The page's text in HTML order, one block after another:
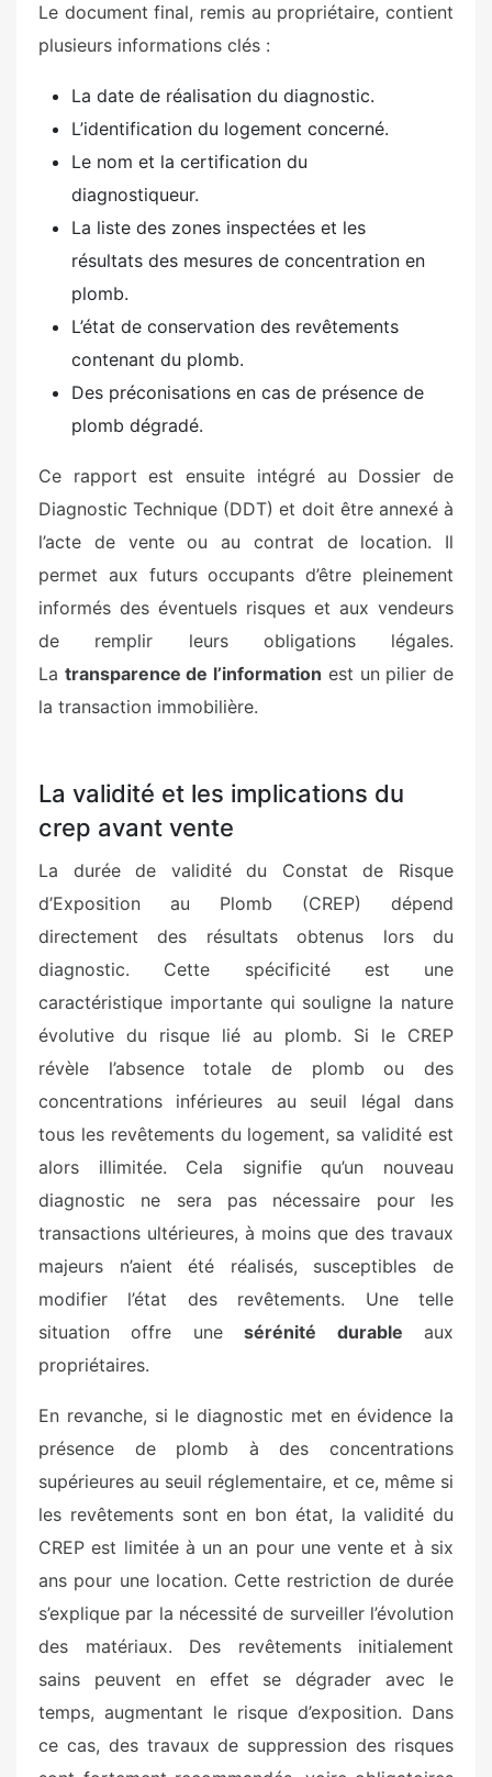
Le document final, remis au propriétaire, contient
plusieurs informations clés :
La date de réalisation du diagnostic.
L’identification du logement concerné.
Le nom et la certification du
diagnostiqueur.
La liste des zones inspectées et les
résultats des mesures de concentration en
plomb.
L’état de conservation des revêtements
contenant du plomb.
Des préconisations en cas de présence de
plomb dégradé.
Ce rapport est ensuite intégré au Dossier de
Diagnostic Technique (DDT) et doit être annexé à
l’acte de vente ou au contrat de location. Il
permet aux futurs occupants d’être pleinement
informés des éventuels risques et aux vendeurs
de remplir leurs obligations légales.
La transparence de l’information est un pilier de
la transaction immobilière.
La validité et les implications du
crep avant vente
La durée de validité du Constat de Risque
d’Exposition au Plomb (CREP) dépend
directement des résultats obtenus lors du
diagnostic. Cette spécificité est une
caractéristique importante qui souligne la nature
évolutive du risque lié au plomb. Si le CREP
révèle l’absence totale de plomb ou des
concentrations inférieures au seuil légal dans
tous les revêtements du logement, sa validité est
alors illimitée. Cela signifie qu’un nouveau
diagnostic ne sera pas nécessaire pour les
transactions ultérieures, à moins que des travaux
majeurs n’aient été réalisés, susceptibles de
modifier l’état des revêtements. Une telle
situation offre unesérénité durable aux
propriétaires.
En revanche, si le diagnostic met en évidence la
présence de plomb à des concentrations
supérieures au seuil réglementaire, et ce, même si
les revêtements sont en bon état, la validité du
CREP est limitée à un an pour une vente et à six
ans pour une location. Cette restriction de durée
s’explique par la nécessité de surveiller l’évolution
des matériaux. Des revêtements initialement
sains peuvent en effet se dégrader avec le
temps, augmentant le risque d’exposition. Dans
ce cas, des travaux de suppression des risques